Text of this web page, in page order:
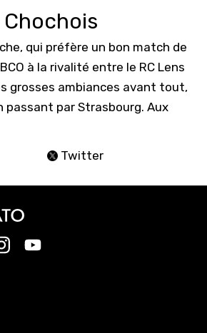
qui préfère un bon match de
à la rivalité entre le RC Lens
grosses ambiances avant tout,
passant par Strasbourg. Aux
Twitter